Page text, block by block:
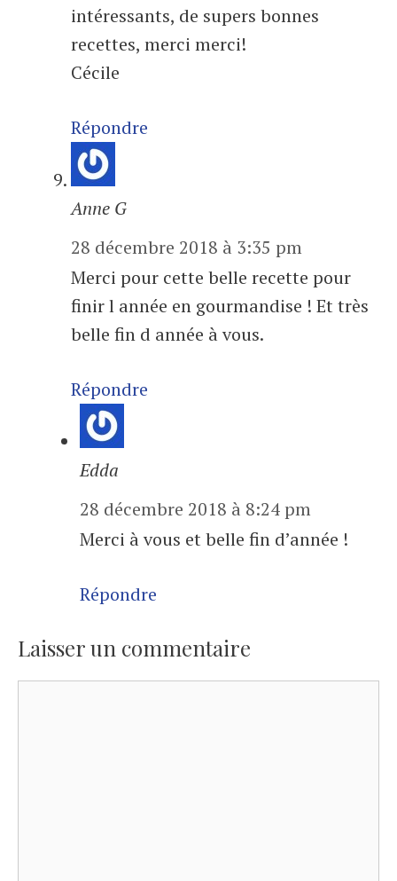
intéressants, de supers bonnes
recettes, merci merci!
Cécile
Répondre
Anne G
28 décembre 2018 à 3:35 pm
Merci pour cette belle recette pour
finir l année en gourmandise ! Et très
belle fin d année à vous.
Répondre
Edda
28 décembre 2018 à 8:24 pm
Merci à vous et belle fin d’année !
Répondre
Laisser un commentaire